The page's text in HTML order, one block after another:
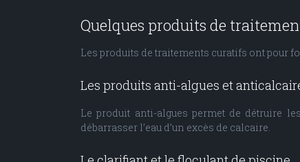
Quelques produits de
Les produits de traitements curatifs ont pour
Les produits anti-algues et
Le produit anti-algues permet de détruire
débarrasser l’eau d’un excès de calcaire.